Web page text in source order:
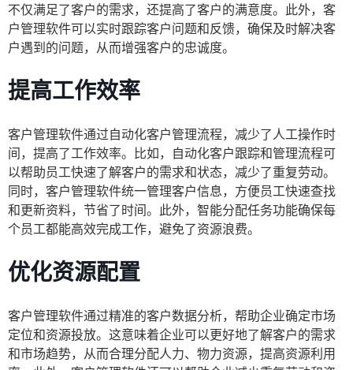
不仅满足了客户的需求，还提高了客户的满意度。此外，客
户管理软件可以实时跟踪客户问题和反馈，确保及时解决客
户遇到的问题，从而增强客户的忠诚度。
提高工作效率
客户管理软件通过自动化客户管理流程，减少了人工操作时
间，提高了工作效率。比如，自动化客户跟踪和管理流程可
以帮助员工快速了解客户的需求和状态，减少了重复劳动。
同时，客户管理软件统一管理客户信息，方便员工快速查找
和更新资料，节省了时间。此外，智能分配任务功能确保每
个员工都能高效完成工作，避免了资源浪费。
优化资源配置
客户管理软件通过精准的客户数据分析，帮助企业确定市场
定位和资源投放。这意味着企业可以更好地了解客户的需求
和市场趋势，从而合理分配人力、物力资源，提高资源利用